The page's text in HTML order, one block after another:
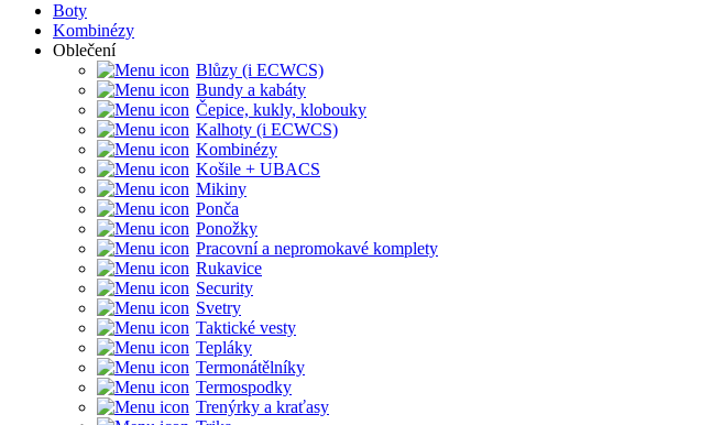
Boty
Kombinézy
Oblečení
Blůzy (i ECWCS)
Bundy a kabáty
Čepice, kukly, klobouky
Kalhoty (i ECWCS)
Kombinézy
Košile + UBACS
Mikiny
Ponča
Ponožky
Pracovní a nepromokavé komplety
Rukavice
Security
Svetry
Taktické vesty
Tepláky
Termonátělníky
Termospodky
Trenýrky a kraťasy